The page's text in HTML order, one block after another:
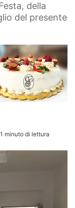
della
del presente
1 minuto di lettura